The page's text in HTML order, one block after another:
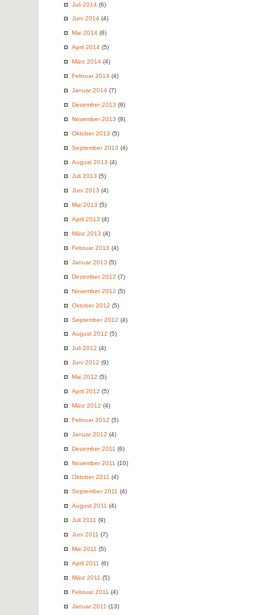
Juli 2014 (6)
Juni 2014 (4)
Mai 2014 (6)
April 2014 (5)
März 2014 (4)
Februar 2014 (4)
Januar 2014 (7)
Dezember 2013 (9)
November 2013 (9)
Oktober 2013 (5)
September 2013 (4)
August 2013 (4)
Juli 2013 (5)
Juni 2013 (4)
Mai 2013 (5)
April 2013 (4)
März 2013 (4)
Februar 2013 (4)
Januar 2013 (5)
Dezember 2012 (7)
November 2012 (5)
Oktober 2012 (5)
September 2012 (4)
August 2012 (5)
Juli 2012 (4)
Juni 2012 (9)
Mai 2012 (5)
April 2012 (5)
März 2012 (4)
Februar 2012 (5)
Januar 2012 (4)
Dezember 2011 (6)
November 2011 (10)
Oktober 2011 (4)
September 2011 (4)
August 2011 (4)
Juli 2011 (9)
Juni 2011 (7)
Mai 2011 (5)
April 2011 (6)
März 2011 (5)
Februar 2011 (4)
Januar 2011 (13)